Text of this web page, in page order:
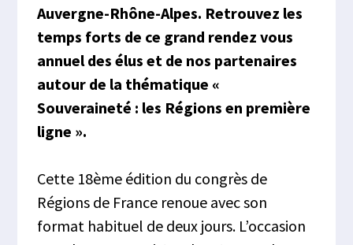
Auvergne-Rhône-Alpes. Retrouvez les
temps forts de ce grand rendez vous
annuel des élus et de nos partenaires
autour de la thématique «
Souveraineté : les Régions en première
ligne ».
Cette 18ème édition du congrès de
Régions de France renoue avec son
format habituel de deux jours. L’occasion